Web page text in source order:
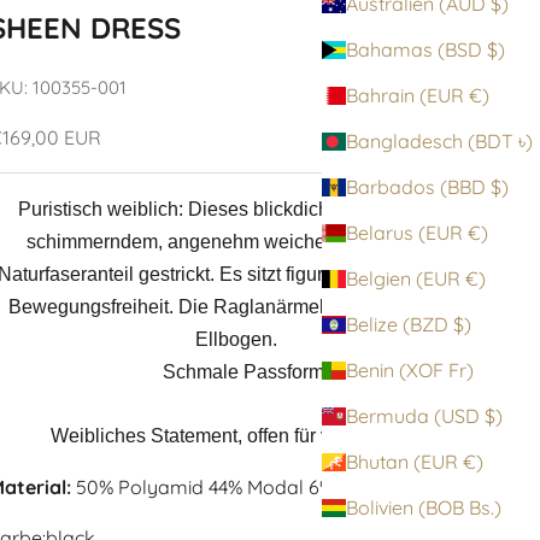
Bahamas (BSD $)
Bahrain (EUR €)
Bangladesch (BDT ৳)
Barbados (BBD $)
Belarus (EUR €)
Belgien (EUR €)
Belize (BZD $)
Benin (XOF Fr)
Bermuda (USD $)
Bhutan (EUR €)
Bolivien (BOB Bs.)
DRESS
100355-001
EUR
Puristisch weiblich: Dieses blickdichte Kleid ist aus
schimmerndem, angenehm weichem Material mit
Naturfaseranteil gestrickt. Es sitzt figurnah und lässt alle
Bewegungsfreiheit. Die Raglanärmel reichen bis zum
Ellbogen.
Schmale Passform.
Weibliches Statement, offen für viele Stylings.
50% Polyamid 44% Modal 6% Elastan